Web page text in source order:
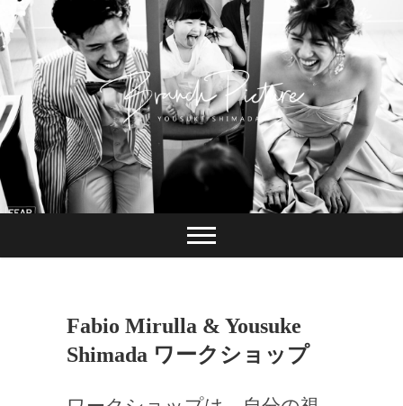
to
content
ブランチピクチャ
ー 嶋田陽介
長崎 カメラマン
Fabio Mirulla & Yousuke
Shimada ワークショップ